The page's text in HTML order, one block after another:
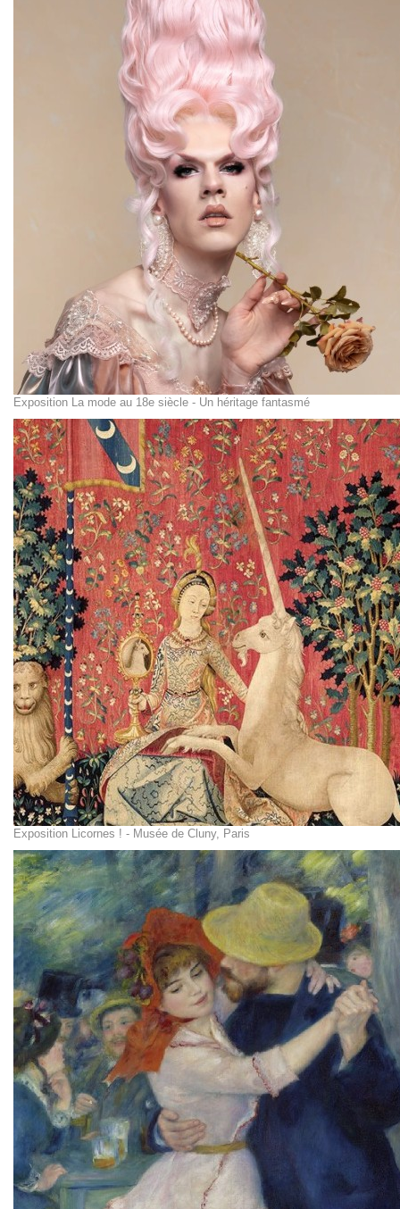
Exposition La mode au 18e siècle - Un héritage fantasmé
Exposition Licornes ! - Musée de Cluny, Paris